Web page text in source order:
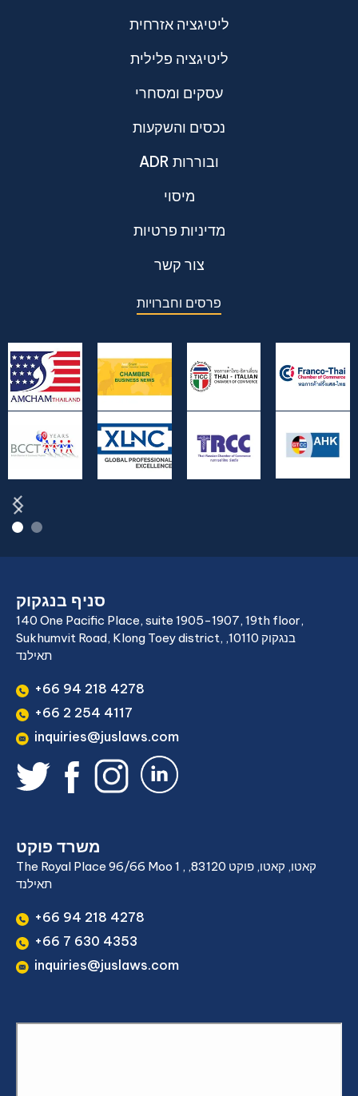
ליטיגציה אזרחית
ליטיגציה פלילית
עסקים ומסחרי
נכסים והשקעות
ADR ובוררות
מיסוי
מדיניות פרטיות
צור קשר
פרסים וחברויות
סניף בנגקוק
140 One Pacific Place, suite 1905-1907, 19th floor,
Sukhumvit Road, Klong Toey district, בנגקוק 10110,
תאילנד
+66 94 218 4278
+66 2 254 4117
inquiries@juslaws.com
משרד פוקט
The Royal Place 96/66 Moo 1 , קאטו, קאטו, פוקט 83120,
תאילנד
+66 94 218 4278
+66 7 630 4353
inquiries@juslaws.com